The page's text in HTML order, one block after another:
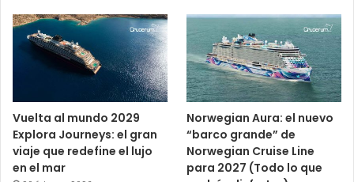
Vuelta al mundo 2029
Explora Journeys: el gran
viaje que redefine el lujo
en el mar
Norwegian Aura: el nuevo
“barco grande” de
Norwegian Cruise Line
para 2027 (Todo lo que